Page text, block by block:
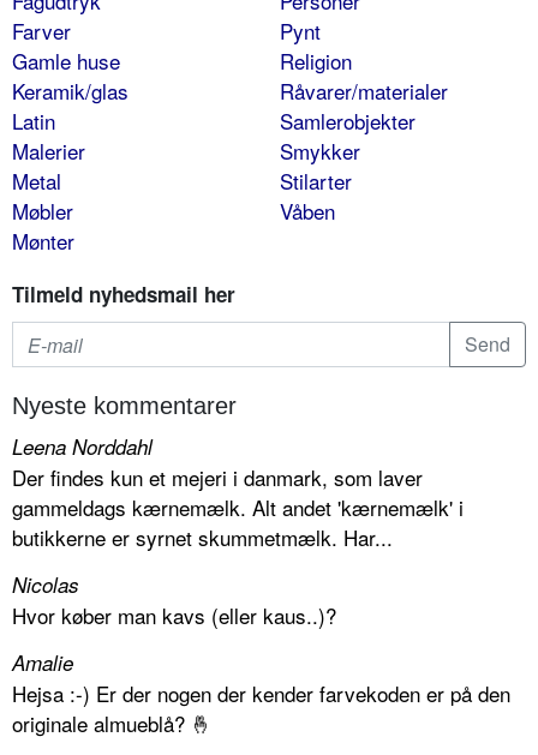
Farver
Gamle huse
Keramik/glas
Latin
Malerier
Metal
Møbler
Mønter
Pynt
Religion
Råvarer/materialer
Samlerobjekter
Smykker
Stilarter
Våben
Tilmeld nyhedsmail her
Nyeste kommentarer
Leena Norddahl
Der findes kun et mejeri i danmark, som laver
gammeldags kærnemælk. Alt andet 'kærnemælk' i
butikkerne er syrnet skummetmælk. Har...
Nicolas
Hvor køber man kavs (eller kaus..)?
Amalie
Hejsa :-) Er der nogen der kender farvekoden er på den
originale almueblå? 🤞